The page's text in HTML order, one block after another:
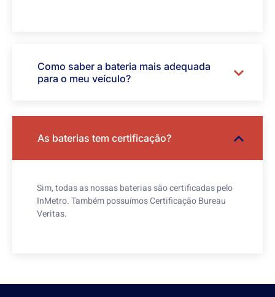
Como saber a bateria mais adequada
para o meu veículo?
As baterias tem certificação?
Sim, todas as nossas baterias são certificadas pelo
InMetro. Também possuímos Certificação Bureau
Veritas.